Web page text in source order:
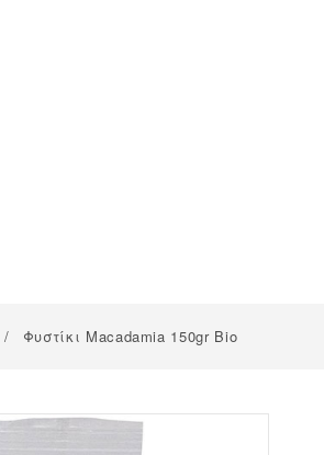
/ Φυστίκι Macadamia 150gr Bio